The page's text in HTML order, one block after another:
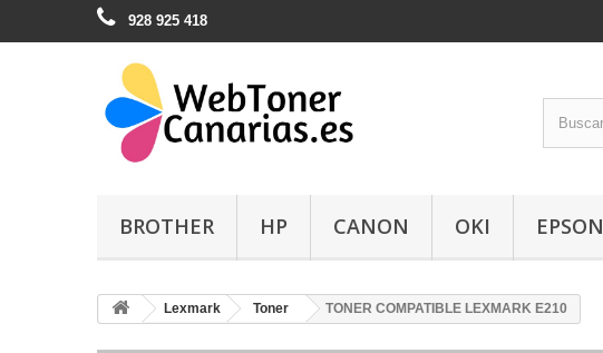
928 925 418
BROTHER HP CANON OKI EPSON
Lexmark Toner TONER COMPATIBLE LEXMARK E210